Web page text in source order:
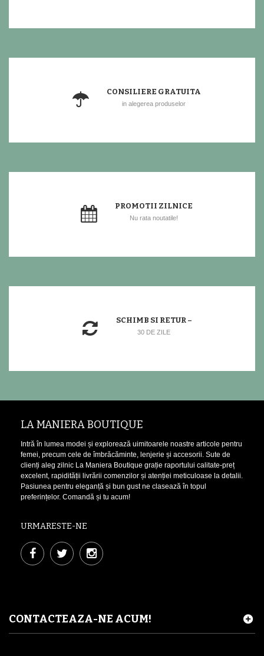
CONSILIERE GRATUITA
in alegerea produselor
PROMOTII ZILNICE
Nu rata noutatile!
SCHIMB SI RETUR –
30 DE ZILE
LA MANIERA BOUTIQUE
Intră în lumea modei și explorează uimitoarele noastre articole pentru
femei, precum cele de îmbrăcăminte, lenjerie și accesorii. Sute de
clienți aleg zilnic La Maniera Boutique grație raportului calitate-preț
excelent, rapidității livrării comenzilor și atenției meticuloase la detalii.
Pasiunea pentru eleganță și bun gust ne clasează în topul
preferințelor. Comandă și tu acum!
URMARESTE-NE
CONTACTEAZA-NE ACUM!